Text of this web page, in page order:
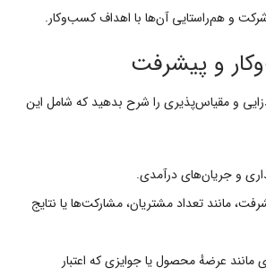
و هم‌راستایی آن‌ها با اهداف کسب‌وکار.
و مقیاس‌پذیری را شرح بدهید که شامل این
و جریان‌های درآمدی.
مانند تعداد مشتریان، مشارکت‌ها یا نتایج
مانند عرضهٔ محصول یا جوایزی که اعتبار